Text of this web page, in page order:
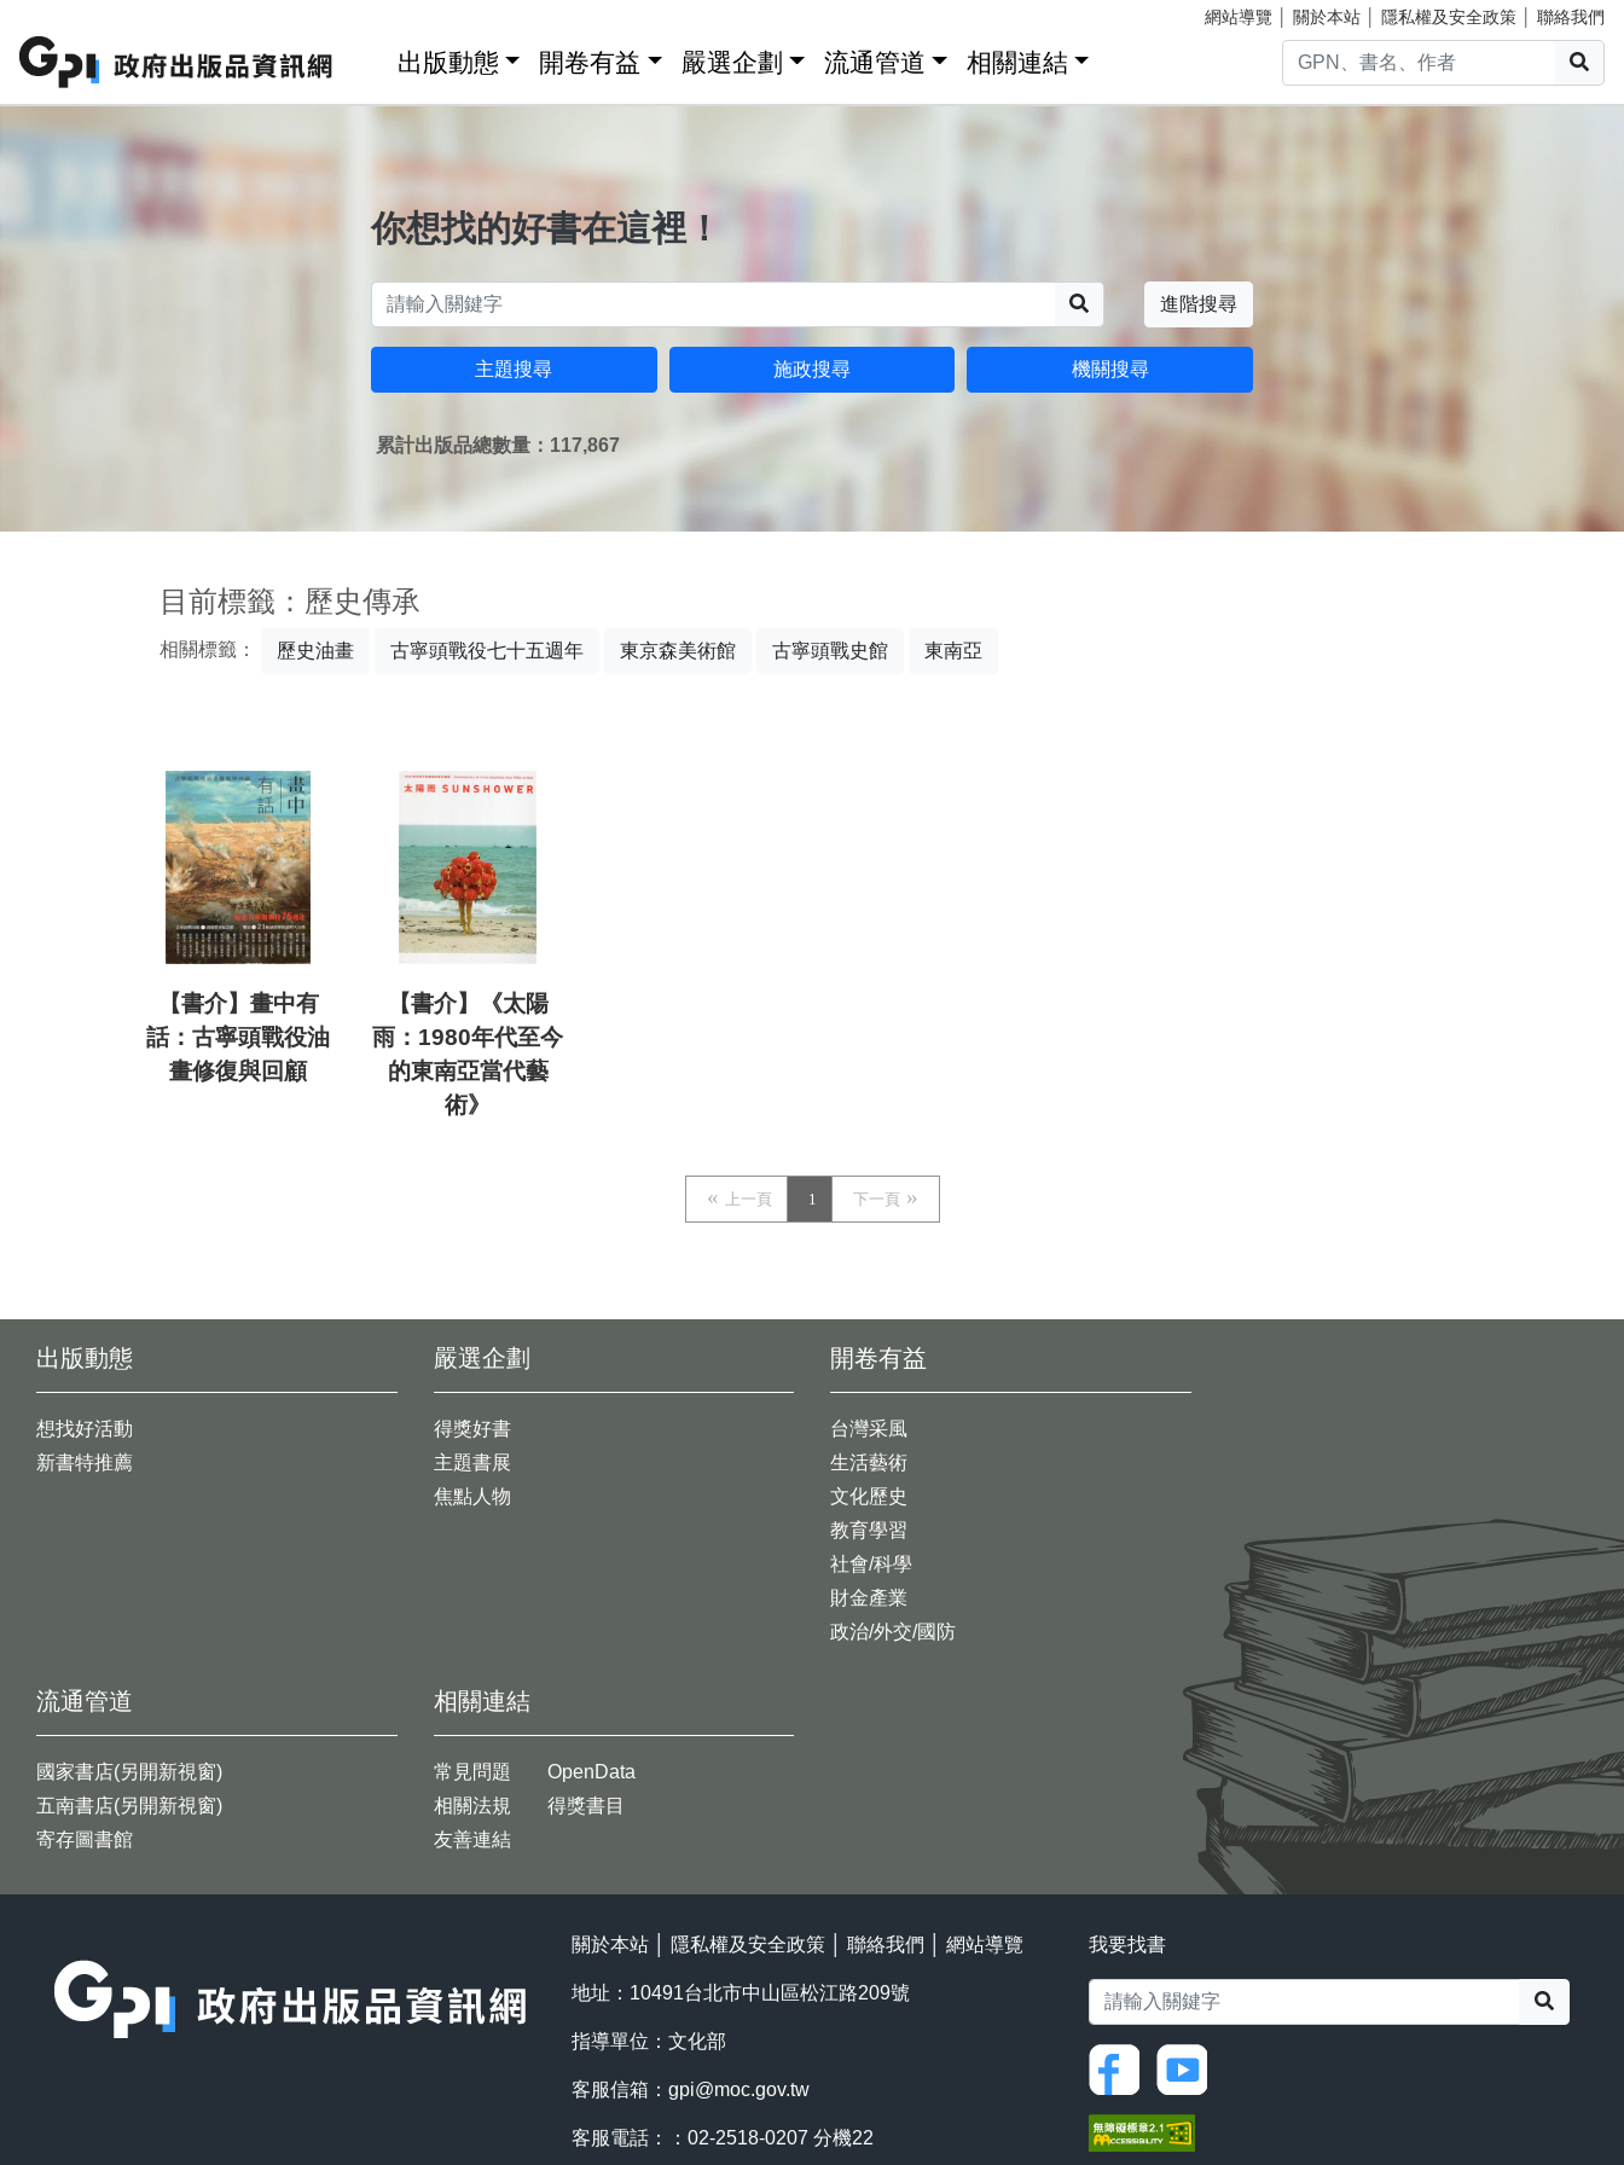
網站導覽 關於本站 隱私權及安全政策 聯絡我們
出版動態 開卷有益 嚴選企劃 流通管道 相關連結
你想找的好書在這裡！
進階搜尋
主題搜尋 施政搜尋 機關搜尋
累計出版品總數量：117,867
目前標籤：歷史傳承
相關標籤： 歷史油畫 古寧頭戰役七十五週年 東京森美術館 古寧頭戰史館 東南亞
【書介】畫中有
話：古寧頭戰役油
畫修復與回顧
【書介】《太陽
雨：1980年代至今
的東南亞當代藝
術》
上一頁 1 下一頁
出版動態
想找好活動
新書特推薦
開卷有益
台灣采風
生活藝術
文化歷史
教育學習
社會/科學
財金產業
政治/外交/國防
嚴選企劃
得獎好書
主題書展
焦點人物
流通管道
國家書店(另開新視窗)
五南書店(另開新視窗)
寄存圖書館
相關連結
常見問題
相關法規
友善連結
OpenData
得獎書目
關於本站 隱私權及安全政策 聯絡我們 網站導覽
地址：10491台北市中山區松江路209號
指導單位：文化部
客服信箱： gpi@moc.gov.tw
客服電話：：02-2518-0207 分機22
我要找書